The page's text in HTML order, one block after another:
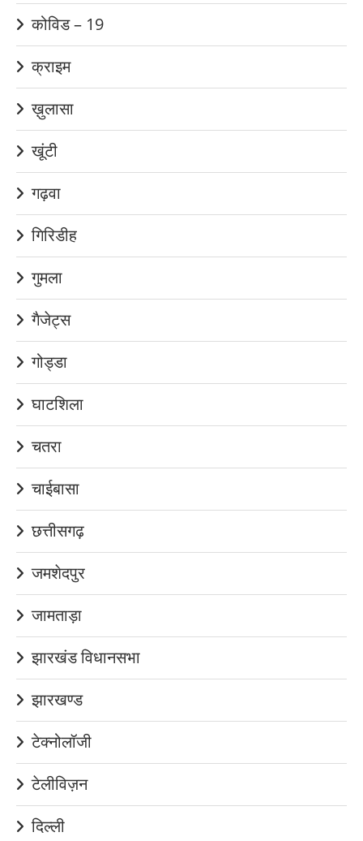
कोविड – 19
क्राइम
ख़ुलासा
खूंटी
गढ़वा
गिरिडीह
गुमला
गैजेट्स
गोड्डा
घाटशिला
चतरा
चाईबासा
छत्तीसगढ़
जमशेदपुर
जामताड़ा
झारखंड विधानसभा
झारखण्ड
टेक्नोलॉजी
टेलीविज़न
दिल्ली